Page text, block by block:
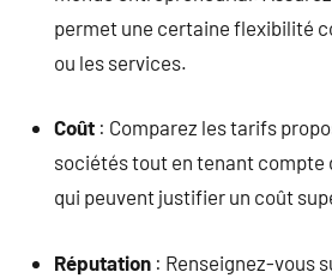
permet une certaine flexibilité
ou les services.
Coût : Comparez les tarifs
sociétés tout en tenant compte
qui peuvent justifier un coût
Réputation : Renseignez-vous